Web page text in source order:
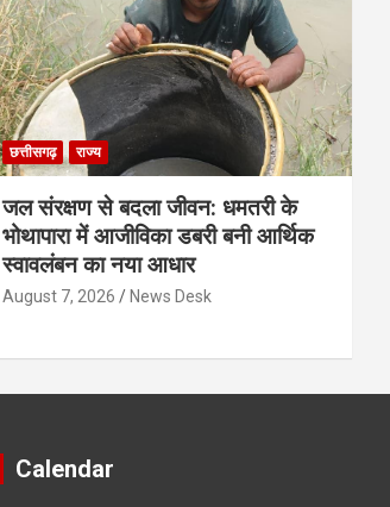
छत्तीसगढ़ राज्य
जल संरक्षण से बदला जीवन: धमतरी के
भोथापारा में आजीविका डबरी बनी आर्थिक
स्वावलंबन का नया आधार
August 7, 2026 News Desk
Calendar